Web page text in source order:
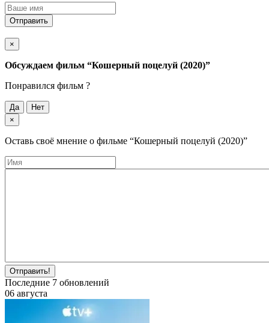
Отправить
×
Обсуждаем фильм “Кошерный поцелуй (2020)”
Понравился фильм ?
Да
Нет
×
Оставь своё мнение о фильме “Кошерный поцелуй (2020)”
Отправить!
Последние 7 обновлений
06 августа